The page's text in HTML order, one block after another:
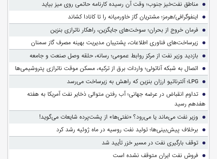
مناطق نفت‌خیز جنوب؛ وقت آن رسیده کارنامه حاتمی روی میز بیاید
اینفوگرافی/هرمز؛ مشتریان گاز خاورمیانه را تا کانادا کشاند
فرمان خروج از بحران؛ سوخت‌های جایگزین، راهکار ناترازی بنزین
زیرساخت‌های فناوری اطلاعات، پشتیبان مدیریت بهینه مصرف گاز سمنان
بازدید وزیر نفت از مرکز روابط عمومی؛ رسانه، حلقه وصل صنعت و جامعه
اتصال به شبکه آناتولی؛ واردات برق از ترکیه، مسکن موقت ناترازی پتروشیمی‌ها
LPG؛ آلترناتیو ارزان بنزین که راهش به زیرساخت می‌رسد
تداوم انقباض در عرضه جهانی؛ آب رفتن متوالی ذخایر نفت آمریکا به هفته
هفدهم رسید
وزیر نفت می‌ماند یا می‌رود؟ «نفتی‌ها» از پشت‌پرده شایعات می‌گوید!
برخلاف پیش‌بینی‌ها؛ تولید نفت روسیه در ماه ژوئیه رشد کرد
توقف بارگیری نفت در مسیر خزر تأیید شد
فروش نفت ایران متوقف نشده است